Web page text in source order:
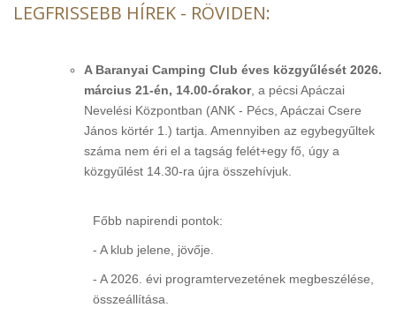
LEGFRISSEBB HÍREK - RÖVIDEN:
A Baranyai Camping Club éves közgyűlését 2026.
március 21-én, 14.00-órakor, a pécsi Apáczai
Nevelési Központban (ANK - Pécs, Apáczai Csere
János körtér 1.) tartja. Amennyiben az egybegyűltek
száma nem éri el a tagság felét+egy fő, úgy a
közgyűlést 14.30-ra újra összehívjuk.
Főbb napirendi pontok:
- A klub jelene, jövője.
- A 2026. évi programtervezetének megbeszélése,
összeállítása.